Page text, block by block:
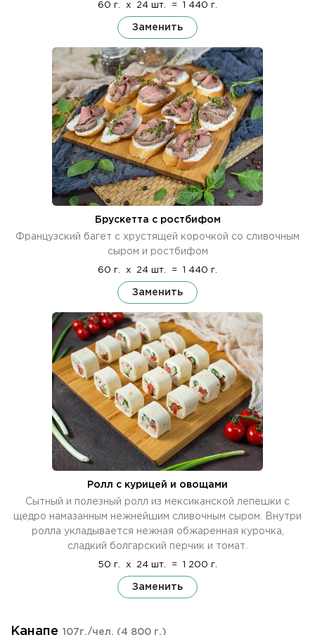
60 г. x 24 шт. = 1 440 г.
Заменить
Брускетта с ростбифом
Французский багет с хрустящей корочкой со сливочным
сыром и ростбифом
60 г. x 24 шт. = 1 440 г.
Заменить
Ролл с курицей и овощами
Сытный и полезный ролл из мексиканской лепешки с
щедро намазанным нежнейшим сливочным сыром. Внутри
ролла укладывается нежная обжаренная курочка,
сладкий болгарский перчик и томат.
50 г. x 24 шт. = 1 200 г.
Заменить
Канапе 107г./чел. (4 800 г.)